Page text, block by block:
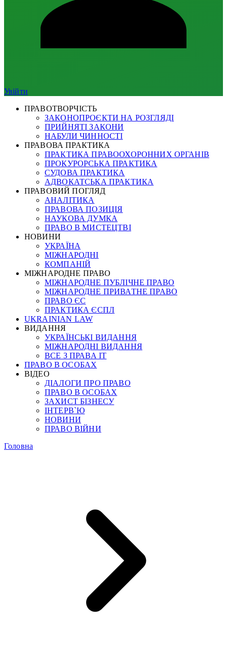
Увійти
ПРАВОТВОРЧІСТЬ
ЗАКОНОПРОЄКТИ НА РОЗГЛЯДІ
ПРИЙНЯТІ ЗАКОНИ
НАБУЛИ ЧИННОСТІ
ПРАВОВА ПРАКТИКА
ПРАКТИКА ПРАВООХОРОННИХ ОРГАНІВ
ПРОКУРОРСЬКА ПРАКТИКА
СУДОВА ПРАКТИКА
АДВОКАТСЬКА ПРАКТИКА
ПРАВОВИЙ ПОГЛЯД
АНАЛІТИКА
ПРАВОВА ПОЗИЦІЯ
НАУКОВА ДУМКА
ПРАВО В МИСТЕЦТВІ
НОВИНИ
УКРАЇНА
МІЖНАРОДНІ
КОМПАНІЙ
МІЖНАРОДНЕ ПРАВО
МІЖНАРОДНЕ ПУБЛІЧНЕ ПРАВО
МІЖНАРОДНЕ ПРИВАТНЕ ПРАВО
ПРАВО ЄС
ПРАКТИКА ЄСПЛ
UKRAINIAN LAW
ВИДАННЯ
УКРАЇНСЬКІ ВИДАННЯ
МІЖНАРОДНІ ВИДАННЯ
ВСЕ З ПРАВА ІТ
ПРАВО В ОСОБАХ
ВІДЕО
ДІАЛОГИ ПРО ПРАВО
ПРАВО В ОСОБАХ
ЗАХИСТ БІЗНЕСУ
ІНТЕРВ`Ю
НОВИНИ
ПРАВО ВІЙНИ
Головна